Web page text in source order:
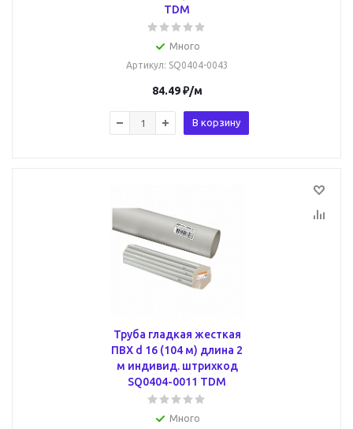
TDM
Много
Артикул: SQ0404-0043
84.49₽/м
В корзину
Труба гладкая жесткая
ПВХ d 16 (104 м) длина 2
м индивид. штрихкод
SQ0404-0011 TDM
Много